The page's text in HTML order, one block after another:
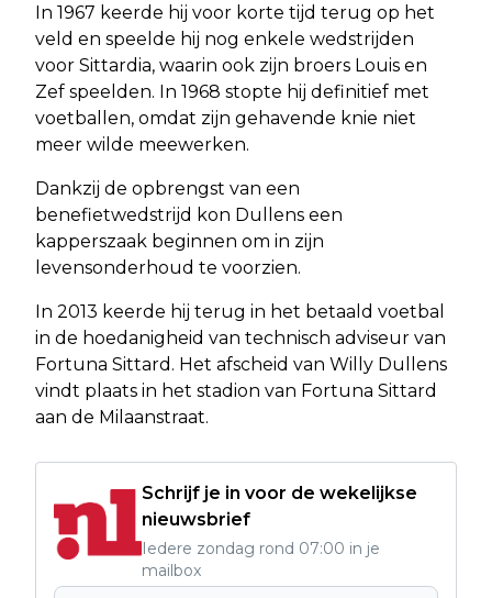
In 1967 keerde hij voor korte tijd terug op het
veld en speelde hij nog enkele wedstrijden
voor Sittardia, waarin ook zijn broers Louis en
Zef speelden. In 1968 stopte hij definitief met
voetballen, omdat zijn gehavende knie niet
meer wilde meewerken.
Dankzij de opbrengst van een
benefietwedstrijd kon Dullens een
kapperszaak beginnen om in zijn
levensonderhoud te voorzien.
In 2013 keerde hij terug in het betaald voetbal
in de hoedanigheid van technisch adviseur van
Fortuna Sittard. Het afscheid van Willy Dullens
vindt plaats in het stadion van Fortuna Sittard
aan de Milaanstraat.
Schrijf je in voor de wekelijkse
nieuwsbrief
Iedere zondag rond 07:00 in je
mailbox